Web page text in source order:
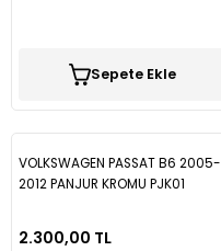
Sepete Ekle
VOLKSWAGEN PASSAT B6 2005-
2012 PANJUR KROMU PJK01
2.300,00 TL